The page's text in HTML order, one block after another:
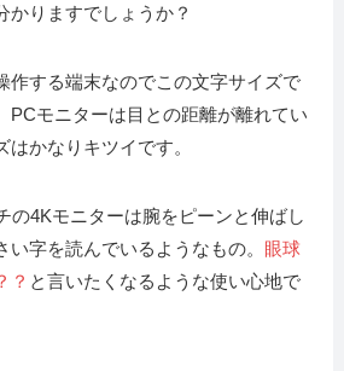
かりますでしょうか？
作する端末なのでこの文字サイズで
PCモニターは目との距離が離れてい
かなりキツイです。
の4Kモニターは腕をピーンと伸ばし
い字を読んでいるようなもの。 眼球
？ と言いたくなるような使い心地で